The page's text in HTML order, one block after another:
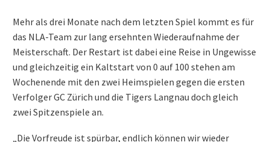
Mehr als drei Monate nach dem letzten Spiel kommt es für
das NLA-Team zur lang ersehnten Wiederaufnahme der
Meisterschaft. Der Restart ist dabei eine Reise in Ungewisse
und gleichzeitig ein Kaltstart von 0 auf 100 stehen am
Wochenende mit den zwei Heimspielen gegen die ersten
Verfolger GC Zürich und die Tigers Langnau doch gleich
zwei Spitzenspiele an.
„Die Vorfreude ist spürbar, endlich können wir wieder